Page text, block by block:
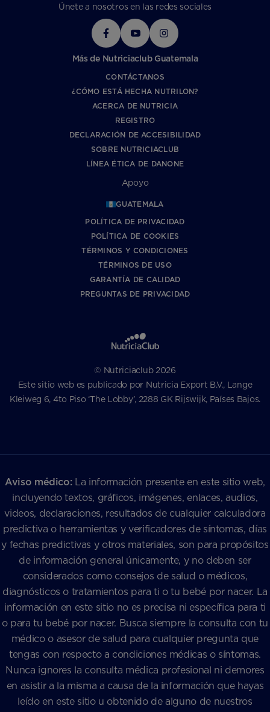
Únete a nosotros en las redes sociales
Más de Nutriciaclub Guatemala
CONTÁCTANOS
¿CÓMO ESTÁ HECHA NUTRILON?
ACERCA DE NUTRICIA
REGISTRO
DECLARACIÓN DE ACCESIBILIDAD
SOBRE NUTRICIACLUB
LÍNEA ÉTICA DE DANONE
Apoyo
GUATEMALA
POLÍTICA DE PRIVACIDAD
POLÍTICA DE COOKIES
TÉRMINOS Y CONDICIONES
TÉRMINOS DE USO
GARANTÍA DE CALIDAD
PREGUNTAS DE PRIVACIDAD
© Nutriciaclub 2026
Este sitio web es publicado por Nutricia Export B.V., Lange
Kleiweg 6, 4to Piso ‘The Lobby’, 2288 GK Rijswijk, Países Bajos.
Aviso médico:La información presente en este sitio web,
incluyendo textos, gráficos, imágenes, enlaces, audios,
videos, declaraciones, resultados de cualquier calculadora
predictiva o herramientas y verificadores de síntomas, días
y fechas predictivas y otros materiales, son para propósitos
de información general únicamente, y no deben ser
considerados como consejos de salud o médicos,
diagnósticos o tratamientos para ti o tu bebé por nacer. La
información en este sitio no es precisa ni específica para ti
o para tu bebé por nacer. Busca siempre la consulta con tu
médico o asesor de salud para cualquier pregunta que
tengas con respecto a condiciones médicas o síntomas.
Nunca ignores la consulta médica profesional ni demores
en asistir a la misma a causa de la información que hayas
leído en este sitio u obtenido de alguno de nuestros